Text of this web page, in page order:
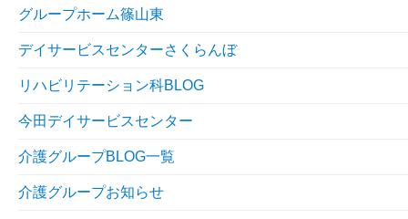
グループホーム篠山東
デイサービスセンターさくらんぼ
リハビリテーション科BLOG
今田デイサービスセンター
介護グループBLOG一覧
介護グループお知らせ